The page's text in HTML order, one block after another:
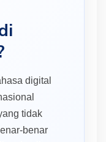
digital
tidak
benar